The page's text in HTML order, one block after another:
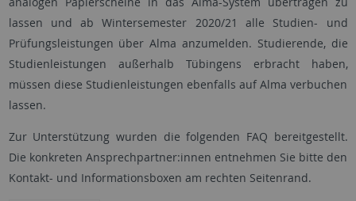
lassen und ab Wintersemester 2020/21 alle Studien- und
Prüfungsleistungen über Alma anzumelden. Studierende, die
Studienleistungen außerhalb Tübingens erbracht haben,
müssen diese Studienleistungen ebenfalls auf Alma verbuchen
lassen.
Zur Unterstützung wurden die folgenden FAQ bereitgestellt.
Die konkreten Ansprechpartner:innen entnehmen Sie bitte den
Kontakt- und Informationsboxen am rechten Seitenrand.